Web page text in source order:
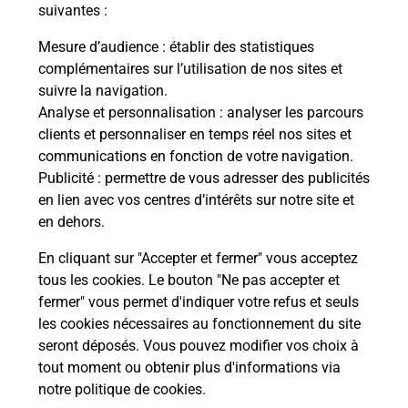
suivantes :
Mesure d’audience : établir des statistiques
complémentaires sur l’utilisation de nos sites et
suivre la navigation.
Analyse et personnalisation : analyser les parcours
clients et personnaliser en temps réel nos sites et
communications en fonction de votre navigation.
Publicité : permettre de vous adresser des publicités
en lien avec vos centres d’intérêts sur notre site et
en dehors.
En cliquant sur "Accepter et fermer" vous acceptez
tous les cookies. Le bouton "Ne pas accepter et
fermer" vous permet d'indiquer votre refus et seuls
les cookies nécessaires au fonctionnement du site
seront déposés. Vous pouvez modifier vos choix à
tout moment ou obtenir plus d'informations via
notre politique de cookies.
En savoir plus
Vous cherchez à passer votre permis bateau à
Olivet (45160) ? Découvrez l'offre proposée par La
Poste.
En savoir plus
Je réserve ma session
OLIVET PORTE DE SOLOGNE